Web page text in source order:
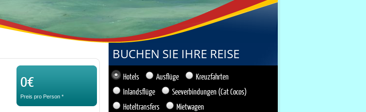
0€
Preis pro Person *
BUCHEN SIE IHRE REISE
Hotels Ausflüge
Kreuzfahrten
Inlandsflüge
Seeverbindungen (Cat Cocos)
Hoteltransfers
Mietwagen